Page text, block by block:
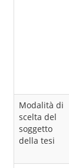
Modalità di
scelta del
soggetto
della tesi